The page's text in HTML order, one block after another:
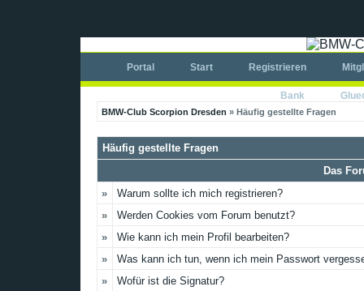
Portal Start Registrieren
Bank
BMW-Club Scorpion Dresden » Häufig gestellte Fragen
Häufig gestellte Fragen
Das
»
Warum sollte ich mich registrieren?
»
Werden Cookies vom Forum benutzt?
»
Wie kann ich mein Profil bearbeiten?
»
Was kann ich tun, wenn ich mein Passwort
»
Wofür ist die Signatur?